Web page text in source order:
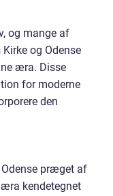
og mange af
og Odense
æra. Disse
for moderne
den
præget af
kendetegnet